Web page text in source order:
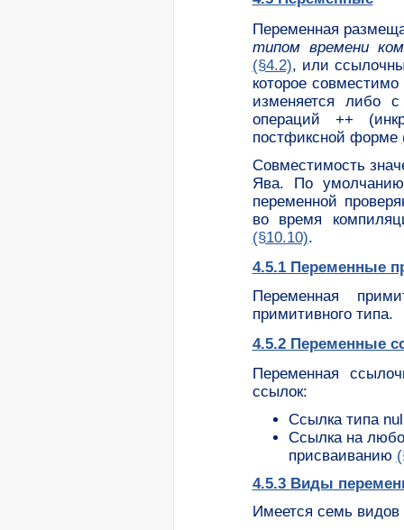
Переменная
типом времени
(§4.2), или
которое
изменяется либо
операций ++
постфиксной форме
Совместимость
Ява. По
переменной
во время
(§10.10).
4.5.1 Переменные
Переменная
примитивного типа.
4.5.2 Переменные
Переменная
ссылок:
Ссылка типа
Ссылка на
присваиванию
4.5.3 Виды
Имеется семь